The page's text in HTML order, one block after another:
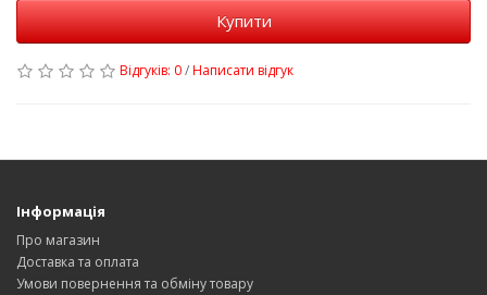
Купити
Відгуків: 0/Написати відгук
Інформація
Про магазин
Доставка та оплата
Умови повернення та обміну товару